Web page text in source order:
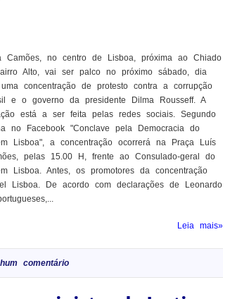
Camões, no centro de Lisboa, próxima ao Chiado
Alto, vai ser palco no próximo sábado, dia
concentração de protesto contra a corrupção
e o governo da presidente Dilma Rousseff. A
está a ser feita pelas redes sociais. Segundo
no Facebook "Conclave pela Democracia do
Lisboa", a concentração ocorrerá na Praça Luís
pelas 15.00 H, frente ao Consulado-geral do
Lisboa. Antes, os promotores da concentração
Lisboa. De acordo com declarações de Leonardo
Leia mais»
comentário